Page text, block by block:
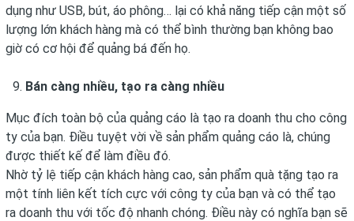
dụng như USB, bút, áo phông… lại có khả năng tiếp cận một số
lượng lớn khách hàng mà có thể bình thường bạn không bao
giờ có cơ hội để quảng bá đến họ.
Bán càng nhiều, tạo ra càng nhiều
Mục đích toàn bộ của quảng cáo là tạo ra doanh thu cho công
ty của bạn. Điều tuyệt vời về sản phẩm quảng cáo là, chúng
được thiết kế để làm điều đó.
Nhờ tỷ lệ tiếp cận khách hàng cao, sản phẩm quà tặng tạo ra
một tính liên kết tích cực với công ty của bạn và có thể tạo
ra doanh thu với tốc độ nhanh chóng. Điều này có nghĩa bạn sẽ